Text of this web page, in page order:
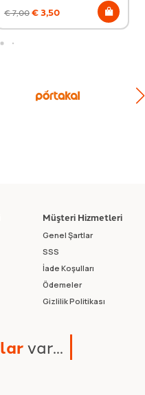
€7,00€3,50
Müşteri Hizmetleri
Genel Şartlar
SSS
İade Koşulları
Ödemeler
Gizlilik Politikası
larvar...